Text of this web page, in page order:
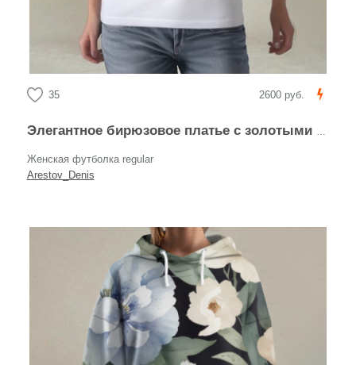
35 2600 руб.
Элегантное бирюзовое платье с золотыми элементами и котом
Женская футболка regular
Arestov_Denis